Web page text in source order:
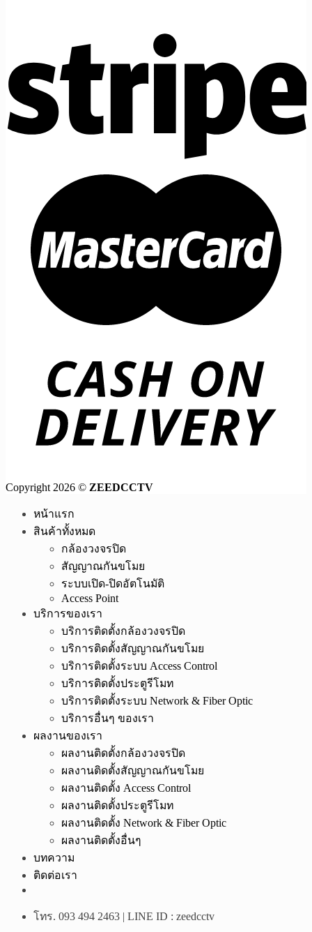
Copyright 2026 © ZEEDCCTV
หน้าแรก
สินค้าทั้งหมด
กล้องวงจรปิด
สัญญาณกันขโมย
ระบบเปิด-ปิดอัตโนมัติ
Access Point
บริการของเรา
บริการติดตั้งกล้องวงจรปิด
บริการติดตั้งสัญญาณกันขโมย
บริการติดตั้งระบบ Access Control
บริการติดตั้งประตูรีโมท
บริการติดตั้งระบบ Network & Fiber Optic
บริการอื่นๆ ของเรา
ผลงานของเรา
ผลงานติดตั้งกล้องวงจรปิด
ผลงานติดตั้งสัญญาณกันขโมย
ผลงานติดตั้ง Access Control
ผลงานติดตั้งประตูรีโมท
ผลงานติดตั้ง Network & Fiber Optic
ผลงานติดตั้งอื่นๆ
บทความ
ติดต่อเรา
โทร. 093 494 2463 | LINE ID : zeedcctv